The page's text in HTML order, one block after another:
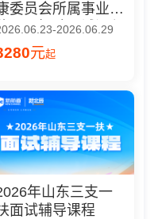
委员会所属事业单
公开招聘面试课程
2026.06.29
元起
年山东三支一
面试辅导课程